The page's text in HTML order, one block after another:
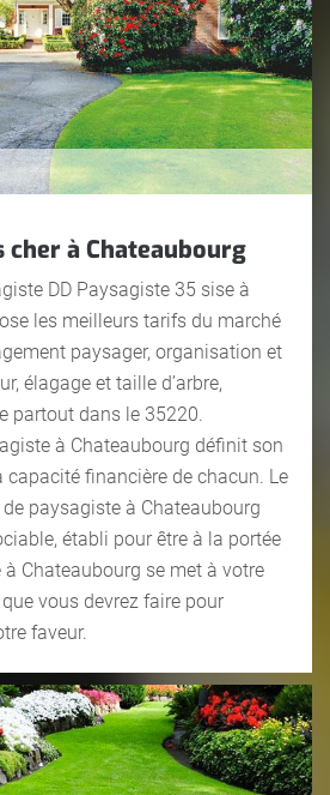
cher à Chateaubourg
DD Paysagiste 35 sise à
les meilleurs tarifs du marché
paysager, organisation et
élagage et taille d’arbre,
partout dans le 35220.
à Chateaubourg définit son
financière de chacun. Le
paysagiste à Chateaubourg
établi pour être à la portée
Chateaubourg se met à votre
vous devrez faire pour
faveur.